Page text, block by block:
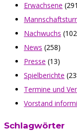
Erwachsene
Nachwuchs
News (258)
Presse (13)
Spielberichte
Termine und
Vorstand
Schlagwörter